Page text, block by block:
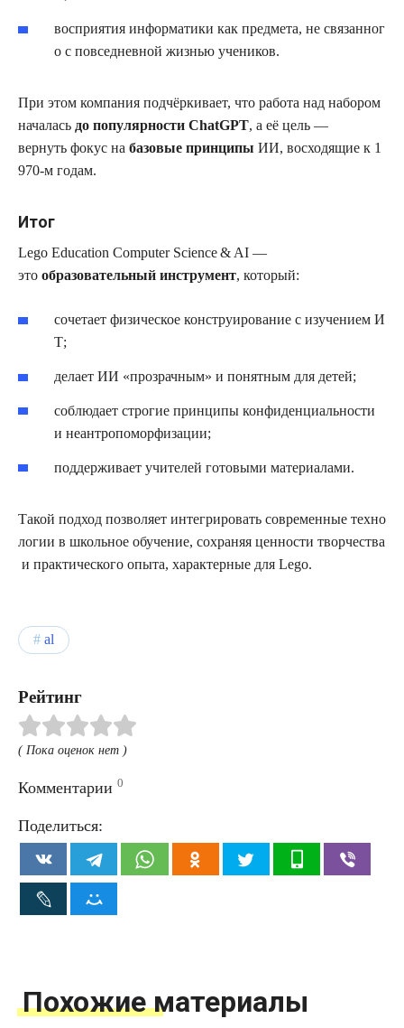
восприятия информатики как предмета, не связанног
о с повседневной жизнью учеников.
При этом компания подчёркивает, что работа над набором
началась до популярности ChatGPT, а её цель —
вернуть фокус на базовые принципы ИИ, восходящие к 1
970‑м годам.
Итог
Lego Education Computer Science & AI —
это образовательный инструмент, который:
сочетает физическое конструирование с изучением И
Т;
делает ИИ «прозрачным» и понятным для детей;
соблюдает строгие принципы конфиденциальности
и неантропоморфизации;
поддерживает учителей готовыми материалами.
Такой подход позволяет интегрировать современные техно
логии в школьное обучение, сохраняя ценности творчества
и практического опыта, характерные для Lego.
al
Рейтинг
( Пока оценок нет )
Комментарии 0
Поделиться:
Похожие материалы